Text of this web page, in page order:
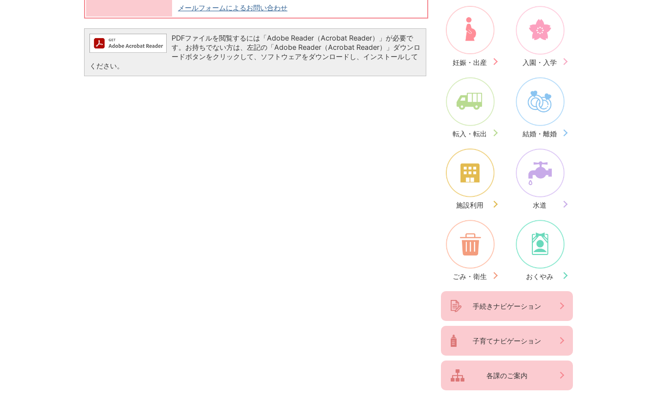
メールフォームによるお問い合わせ
PDFファイルを閲覧するには「Adobe Reader（Acrobat Reader）」が必要で
す。お持ちでない方は、左記の「Adobe Reader（Acrobat Reader）」ダウンロ
ードボタンをクリックして、ソフトウェアをダウンロードし、インストールして
ください。
妊娠・出産 入園・入学
転入・転出 結婚・離婚
施設利用 水道
ごみ・衛生 おくやみ
手続きナビゲーション
子育てナビゲーション
各課のご案内